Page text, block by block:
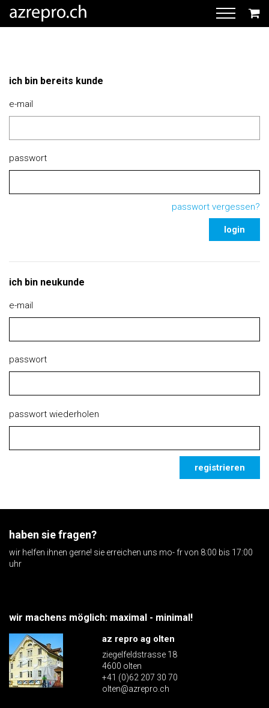
ich bin bereits kunde
e-mail
passwort
passwort vergessen?
login
ich bin neukunde
e-mail
passwort
passwort wiederholen
registrieren
haben sie fragen?
wir helfen ihnen gerne! sie erreichen uns mo- fr von 8:00 bis 17:00
uhr
wir machens möglich: maximal - minimal!
az repro ag olten
ziegelfeldstrasse 18
4600 olten
+41 (0)62 207 30 70
olten@azrepro.ch